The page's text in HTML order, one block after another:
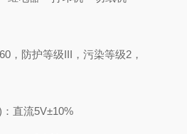
，防护等级III，污染等级2，
直流5V±10%